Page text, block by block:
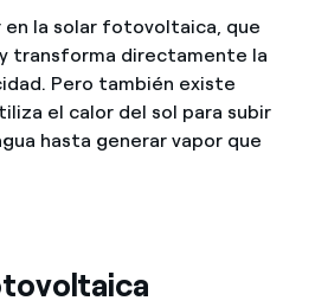
en la solar fotovoltaica, que
transforma directamente la
Pero también existe
el calor del sol para subir
hasta generar vapor que